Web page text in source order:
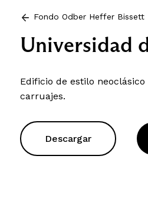
Fondo Odber Heffer Bissett
Universidad
Edificio de estilo
carruajes.
Descargar